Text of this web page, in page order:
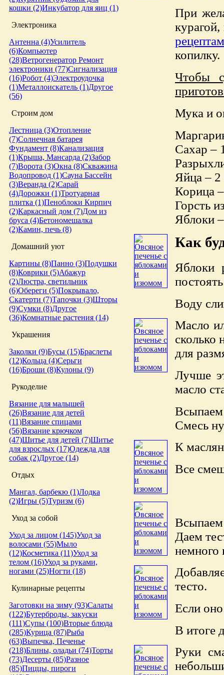
кошки (2)Инкубатор для яиц (1)
Электроника
Антенна (4)Усилитель
(6)Компьютер
(28)Ветрогенератор Ремонт
электроники (77)Сигнализация
(16)Робот (4)Электроудочка
(1)Металлоискатель (1)Другое
(56)
Строим дом
Лестница (3)Отопление
(7)Солнечная батарея
Фундамент (8)Канализация
(1)Крыша, Мансарда (2)Забор
(7)Ворота (3)Окна (8)Скважина
Водопровод (1)Сауна Бассейн
(3)Веранда (2)Сарай
(4)Дорожки (1)Тротуарная
плитка (1)Пеноблоки Кирпич
(2)Каркасный дом (7)Дом из
бруса (4)Бетономешалка
(2)Камин, печь (8)
Домашний уют
Картины (8)Панно (3)Подушки
(8)Коврики (5)Абажур
(2)Люстра, светильник
(6)Обереги (5)Покрывало,
Скатерти (7)Тапочки (3)Шторы
(9)Сумки (8)Другое
(36)Комнатные растения (14)
Украшения
Заколки (9)Бусы (15)Браслеты
(12)Кольца (4)Серьги
(16)Броши (8)Кулоны (9)
Рукоделие
Вязание для малышей
(26)Вязание для детей
(11)Вязание спицами
(56)Вязание крючком
(47)Шитье для детей (7)Шитье
для взрослых (17)Одежда для
собак (2)Другое (14)
Отдых
Мангал, барбекю (1)Лодка
(2)Игры (5)Туризм (6)
Уход за собой
Уход за лицом (145)Уход за
волосами (55)Мыло
(12)Косметика (11)Уход за
телом (16)Уход за руками,
ногами (25)Ногти (18)
Кулинарные рецепты
Заготовки на зиму (93)Салаты
(122)Бутерброды, закуски
(111)Супы (100)Вторые блюда
(285)Курица (87)Рыба
(63)Выпечка, Печенье
(218)Блины, оладьи (74)Торты
(73)Десерты (85)Разное
(85)Пиццы, пироги
При
копилку.
Чтобы
Мука и
Сахар –
Яйца –
Корица
Горсть
Яблоки
Как
Яблоки
Воду
Масло
сколько
для
Лучше
масло
Смесь
К
Все
Всыпаем
Даем
немного
тесто.
Если
В итоге
Руки